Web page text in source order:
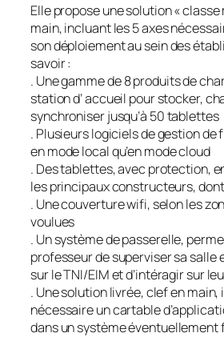
Elle propose une solution «
main, incluant les 5 axes
son déploiement au sein des
savoir :
. Une gamme de 8 produits de
station d’ accueil pour stocker,
synchroniser jusqu’à 50 tablettes
. Plusieurs logiciels de gestion de
en mode local qu’en mode cloud
. Des tablettes, avec protection,
les principaux constructeurs,
. Une couverture wifi, selon les
voulues
. Un système de passerelle,
professeur de superviser sa salle
sur le TNI/EIM et d’intéragir sur
. Une solution livrée, clef en main,
nécessaire un cartable
dans un système éventuellement